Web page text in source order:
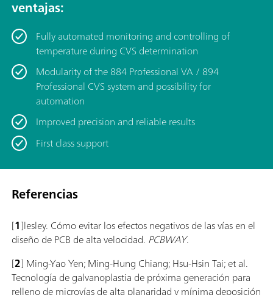
ventajas:
Fully automated monitoring and controlling of
temperature during CVS determination
Modularity of the 884 Professional VA / 894
Professional CVS system and possibility for
automation
Improved precision and reliable results
First class support
Referencias
[1]lesley. Cómo evitar los efectos negativos de las vías en el
diseño de PCB de alta velocidad. PCBWAY.
[2] Ming-Yao Yen; Ming-Hung Chiang; Hsu-Hsin Tai; et al.
Tecnología de galvanoplastia de próxima generación para
relleno de microvías de alta planaridad y mínima deposición